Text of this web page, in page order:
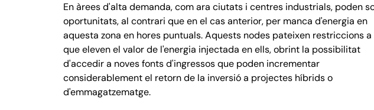
En àrees d'alta demanda, com ara ciutats i centres industrials, poden
oportunitats, al contrari que en el cas anterior, per manca d'energia en
aquesta zona en hores puntuals. Aquests nodes pateixen restriccions a
que eleven el valor de l'energia injectada en ells, obrint la possibilitat
d'accedir a noves fonts d'ingressos que poden incrementar
considerablement el retorn de la inversió a projectes híbrids o
d'emmagatzematge.